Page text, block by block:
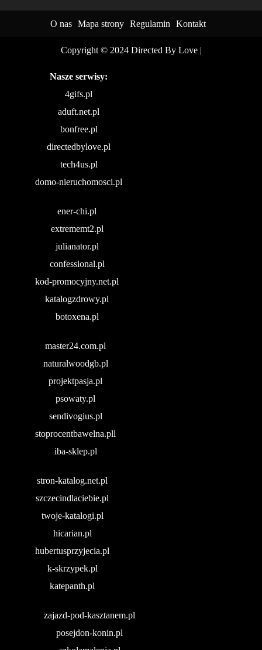
O nas Mapa strony Regulamin Kontakt
Copyright © 2024 Directed By Love |
Nasze serwisy:
4gifs.pl
aduft.net.pl
bonfree.pl
directedbylove.pl
tech4us.pl
domo-nieruchomosci.pl
ener-chi.pl
extrememt2.pl
julianator.pl
confessional.pl
kod-promocyjny.net.pl
katalogzdrowy.pl
botoxena.pl
master24.com.pl
naturalwoodgb.pl
projektpasja.pl
psowaty.pl
sendivogius.pl
stoprocentbawelna.pll
iba-sklep.pl
stron-katalog.net.pl
szczecindlaciebie.pl
twoje-katalogi.pl
hicarian.pl
hubertusprzyjecia.pl
k-skrzypek.pl
katepanth.pl
zajazd-pod-kasztanem.pl
posejdon-konin.pl